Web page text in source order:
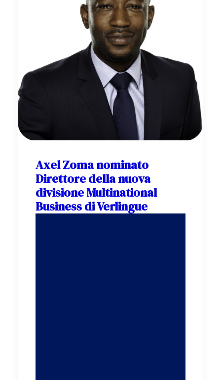
Axel Zoma nominato
Direttore della nuova
divisione Multinational
Business di Verlingue